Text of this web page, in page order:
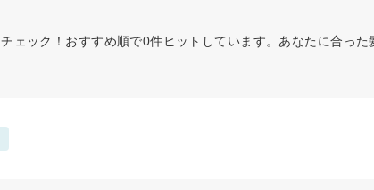
ェック！おすすめ順で0件ヒットしています。あなたに合った